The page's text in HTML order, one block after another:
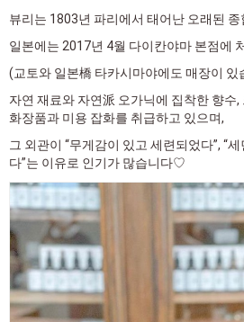
뷰리는 1803년 파리에서 태어난 오래된 종
일본에는 2017년 4월 다이칸야마 본점에
(교토와 일본橋 타카시마야에도 매장이 있
자연 재료와 자연派 오가닉에 집착한 향수,
화장품과 미용 잡화를 취급하고 있으며,
그 외관이 “무게감이 있고 세련되었다”, “
다”는 이유로 인기가 많습니다♡